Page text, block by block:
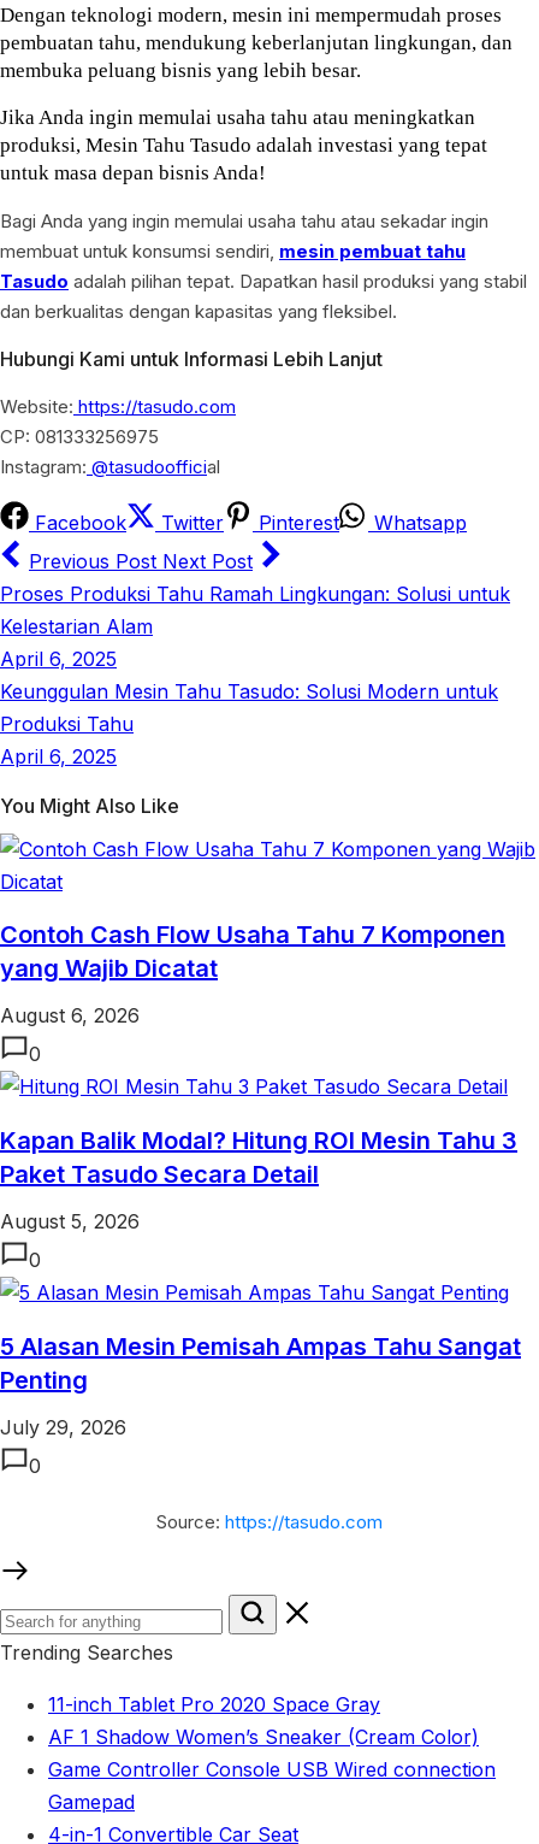
Dengan teknologi modern, mesin ini mempermudah proses
pembuatan tahu, mendukung keberlanjutan lingkungan, dan
membuka peluang bisnis yang lebih besar.
Jika Anda ingin memulai usaha tahu atau meningkatkan
produksi, Mesin Tahu Tasudo adalah investasi yang tepat
untuk masa depan bisnis Anda!
Bagi Anda yang ingin memulai usaha tahu atau sekadar ingin
membuat untuk konsumsi sendiri, mesin pembuat tahu
Tasudo adalah pilihan tepat. Dapatkan hasil produksi yang stabil
dan berkualitas dengan kapasitas yang fleksibel.
Hubungi Kami untuk Informasi Lebih Lanjut
Website: https://tasudo.com
CP: 081333256975
Instagram: @tasudoofficial
Facebook Twitter Pinterest
Whatsapp
Previous Post Next Post
Proses Produksi Tahu Ramah Lingkungan: Solusi untuk
Kelestarian Alam
April 6, 2025
Keunggulan Mesin Tahu Tasudo: Solusi Modern untuk
Produksi Tahu
April 6, 2025
You Might Also Like
Contoh Cash Flow Usaha Tahu 7 Komponen
yang Wajib Dicatat
August 6, 2026
0
Kapan Balik Modal? Hitung ROI Mesin Tahu 3
Paket Tasudo Secara Detail
August 5, 2026
0
5 Alasan Mesin Pemisah Ampas Tahu Sangat
Penting
July 29, 2026
0
Source: https://tasudo.com
Trending Searches
11-inch Tablet Pro 2020 Space Gray
AF 1 Shadow Women’s Sneaker (Cream Color)
Game Controller Console USB Wired connection
Gamepad
4-in-1 Convertible Car Seat